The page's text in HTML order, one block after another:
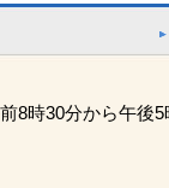
8時30分から午後5